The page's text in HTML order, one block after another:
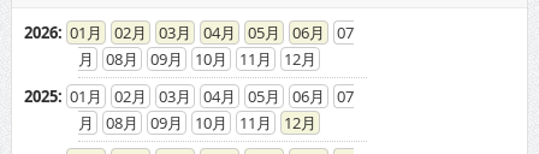
2026: 01 02 03 04 05 06
07
08
09 10 11
12
2025: 01 02 03 04 05 06
07
08
09 10 11
12